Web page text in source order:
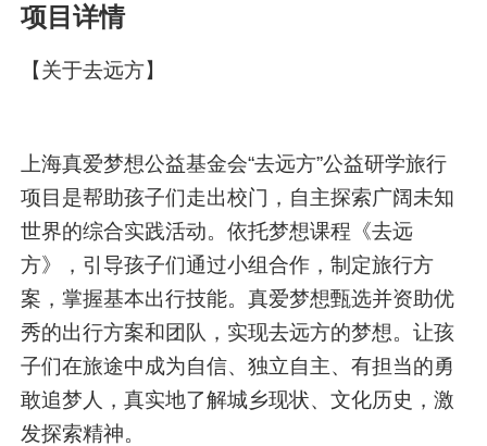
向坤太
星座命理博主 头条文章作者
塔罗师夏末一献出了爱心
二级心理咨询师 夏末一，青年作家，代表作品《如果眼泪可以不悲伤》等 星座命理博主
项目详情
【关于去远方】
上海真爱梦想公益基金会“去远方”公益研学旅行
项目是帮助孩子们走出校门，自主探索广阔未知
世界的综合实践活动。依托梦想课程《去远
方》，引导孩子们通过小组合作，制定旅行方
案，掌握基本出行技能。真爱梦想甄选并资助优
秀的出行方案和团队，实现去远方的梦想。让孩
子们在旅途中成为自信、独立自主、有担当的勇
敢追梦人，真实地了解城乡现状、文化历史，激
发探索精神。